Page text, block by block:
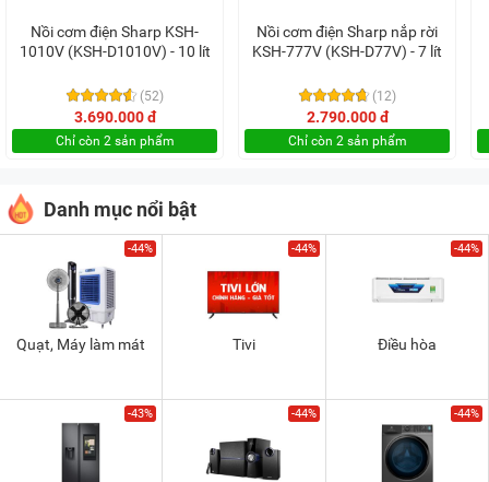
Nồi cơm điện Sharp KSH-
1010V (KSH-D1010V) - 10 lít
(52)
3.690.000 đ
Chỉ còn 2 sản phẩm
Nồi cơm điện Sharp nắp rời
KSH-777V (KSH-D77V) - 7 lít
(12)
2.790.000 đ
Chỉ còn 2 sản phẩm
Danh mục nổi bật
-44%
Quạt, Máy làm mát
-44%
Tivi
-44%
Điều hòa
-43% -44% -44%